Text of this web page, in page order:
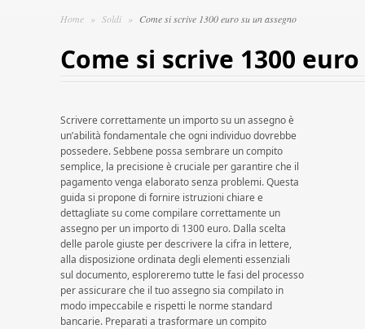
Home » Soldi » Come si scrive 1300 euro su un assegno
Come si scrive 1300
Scrivere correttamente un importo su un assegno è
un’abilità fondamentale che ogni individuo dovrebbe
possedere. Sebbene possa sembrare un compito
semplice, la precisione è cruciale per garantire che il
pagamento venga elaborato senza problemi. Questa
guida si propone di fornire istruzioni chiare e
dettagliate su come compilare correttamente un
assegno per un importo di 1300 euro. Dalla scelta
delle parole giuste per descrivere la cifra in lettere,
alla disposizione ordinata degli elementi essenziali
sul documento, esploreremo tutte le fasi del processo
per assicurare che il tuo assegno sia compilato in
modo impeccabile e rispetti le norme standard
bancarie. Preparati a trasformare un compito